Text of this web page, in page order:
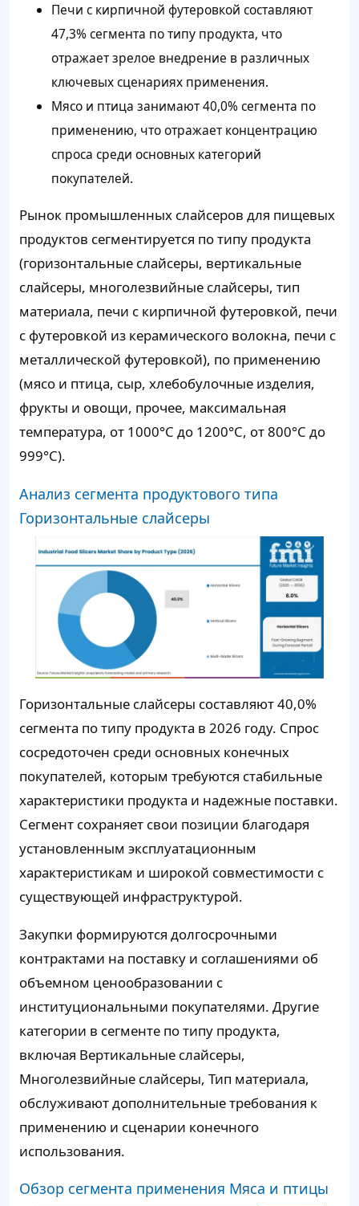
Печи с кирпичной футеровкой составляют
47,3% сегмента по типу продукта, что
отражает зрелое внедрение в различных
ключевых сценариях применения.
Мясо и птица занимают 40,0% сегмента по
применению, что отражает концентрацию
спроса среди основных категорий
покупателей.
Рынок промышленных слайсеров для пищевых
продуктов сегментируется по типу продукта
(горизонтальные слайсеры, вертикальные
слайсеры, многолезвийные слайсеры, тип
материала, печи с кирпичной футеровкой, печи
с футеровкой из керамического волокна, печи с
металлической футеровкой), по применению
(мясо и птица, сыр, хлебобулочные изделия,
фрукты и овощи, прочее, максимальная
температура, от 1000°C до 1200°C, от 800°C до
999°C).
Анализ сегмента продуктового типа
Горизонтальные слайсеры
Горизонтальные слайсеры составляют40,0%
сегмента по типу продукта в 2026 году. Спрос
сосредоточен среди основных конечных
покупателей, которым требуются стабильные
характеристики продукта и надежные поставки.
Сегмент сохраняет свои позиции благодаря
установленным эксплуатационным
характеристикам и широкой совместимости с
существующей инфраструктурой.
Закупки формируются долгосрочными
контрактами на поставку и соглашениями об
объемном ценообразовании с
институциональными покупателями. Другие
категории в сегменте по типу продукта,
включая Вертикальные слайсеры,
Многолезвийные слайсеры, Тип материала,
обслуживают дополнительные требования к
применению и сценарии конечного
использования.
Обзор сегмента применения Мяса и птицы